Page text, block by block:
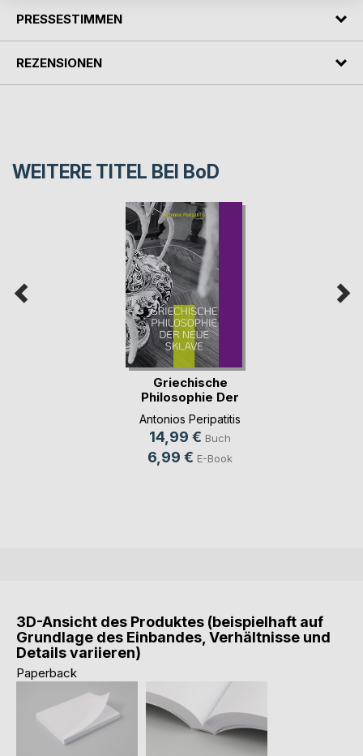
PRESSESTIMMEN
REZENSIONEN
WEITERE TITEL BEI BoD
Griechische
Philosophie Der
neue sklave
Antonios Peripatitis
14,99 € Buch
6,99 € E-Book
3D-Ansicht des Produktes (beispielhaft auf
Grundlage des Einbandes, Verhältnisse und
Details variieren)
Paperback